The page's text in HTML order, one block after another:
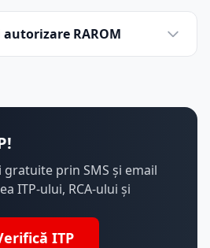
RAROM
prin SMS și email
ITP-ului, RCA-ului și
ITP